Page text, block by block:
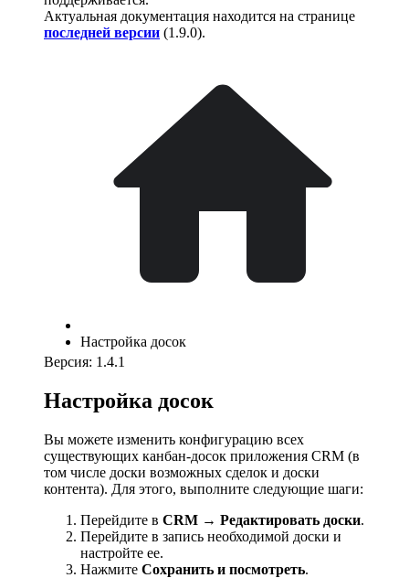
Актуальная документация находится на странице
последней версии (1.9.0).
Настройка досок
Версия: 1.4.1
Настройка досок
Вы можете изменить конфигурацию всех
существующих канбан-досок приложения CRM (в
том числе доски возможных сделок и доски
контента). Для этого, выполните следующие шаги:
Перейдите в CRM → Редактировать доски.
Перейдите в запись необходимой доски и
настройте ее.
Нажмите Сохранить и посмотреть.